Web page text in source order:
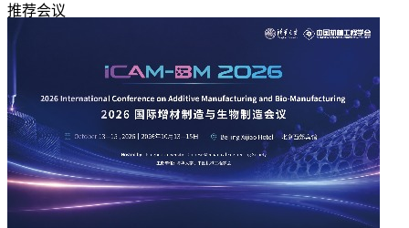
推荐会议